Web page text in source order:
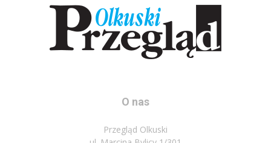
O nas
Przegląd Olkuski